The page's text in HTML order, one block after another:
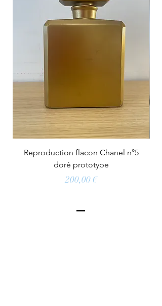
Reproduction flacon Chanel n°5
doré prototype
Prix
200,00 €